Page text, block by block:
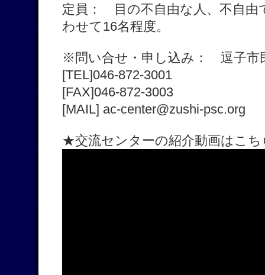
定員： 目の不自由な人、不自由
わせて16名程度。
※問い合せ・申し込み： 逗子市
[TEL]046-872-3001
[FAX]046-872-3003
[MAIL] ac-center@zushi-psc.org
★交流センターの紹介動画はこち